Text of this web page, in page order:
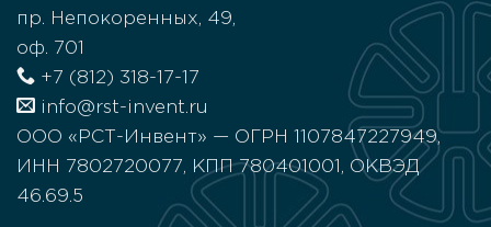
пр. Непокоренных, 49,
оф. 701
+7 (812) 318-17-17
info@rst-invent.ru
ООО «РСТ-Инвент» — ОГРН 1107847227949,
ИНН 7802720077, КПП 780401001, ОКВЭД
46.69.5